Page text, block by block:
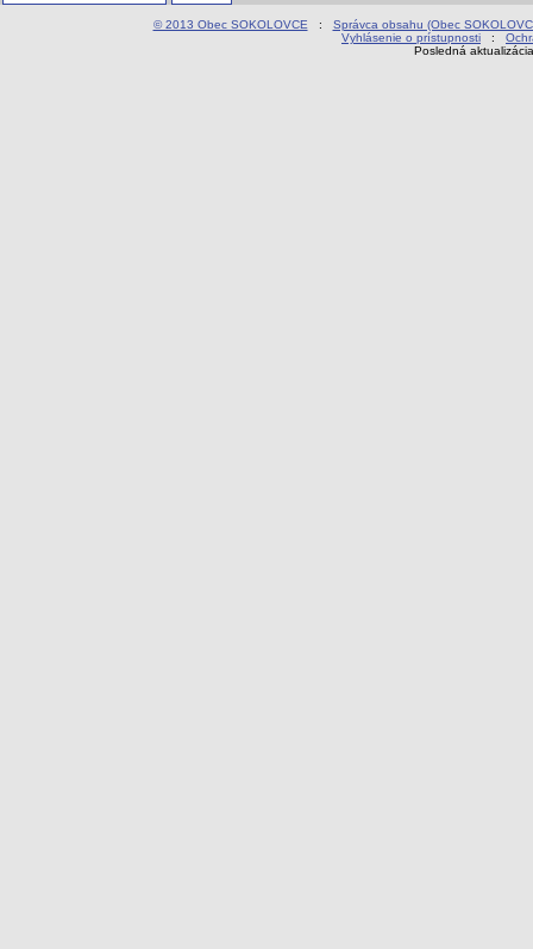
© 2013 Obec SOKOLOVCE : Správca obsahu (Obec
Vyhlásenie o prístupnosti :
Posledná